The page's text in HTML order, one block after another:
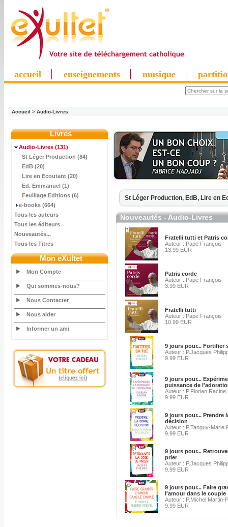
accueil enseignements musique
Accueil > Audio-Livres
Livres
Audio-Livres (131)
St Léger Production (84)
EdB (20)
Lire en Ecoutant (20)
Ed. Emmanuel (1)
Feuillage Editions (6)
e-books (664)
Tous les auteurs
Tous les éditeurs
Nouveautés...
Tous les Titres
Mon eXultet
Mon Compte
Qui sommes-nous?
Nous Contacter
Nous aider
Informer un ami
St Léger Production, EdB, Lire en
Nouveautés - Audio-Livres
Fratelli tutti et Patris
Auteur : Pape François
13.99 EUR
Patris corde
Auteur : Pape François
3.99 EUR
Fratelli tutti
Auteur : Pape François
10.99 EUR
9 jours pour... Fortifier
Auteur : P.Jacques
9.99 EUR
9 jours pour...
puissance de
Auteur : P.Florian Racine
9.99 EUR
9 jours pour... Prendre
décision
Auteur : P.Tanguy-Marie
9.99 EUR
9 jours pour...
prier
Auteur : P.Jacques
9.99 EUR
9 jours pour... Faire
l'amour dans le couple
Auteur : P.Michel Martin-
9.99 EUR